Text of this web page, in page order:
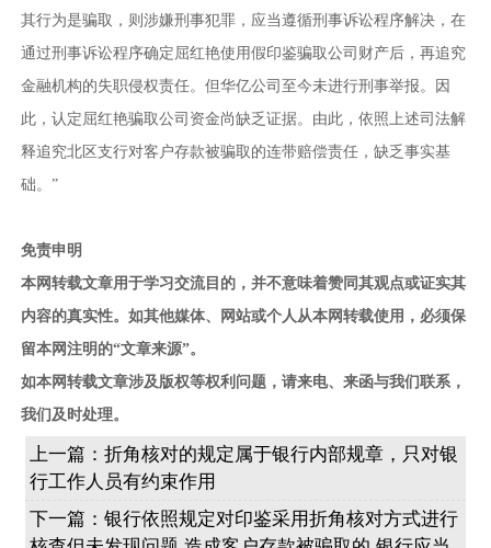
其行为是骗取，则涉嫌刑事犯罪，应当遵循刑事诉讼程序解决，在
通过刑事诉讼程序确定屈红艳使用假印鉴骗取公司财产后，再追究
金融机构的失职侵权责任。但华亿公司至今未进行刑事举报。因
此，认定屈红艳骗取公司资金尚缺乏证据。由此，依照上述司法解
释追究北区支行对客户存款被骗取的连带赔偿责任，缺乏事实基
础。”
免责申明
本网转载文章用于学习交流目的，并不意味着赞同其观点或证实其
内容的真实性。如其他媒体、网站或个人从本网转载使用，必须保
留本网注明的“文章来源”。
如本网转载文章涉及版权等权利问题，请来电、来函与我们联系，
我们及时处理。
上一篇：折角核对的规定属于银行内部规章，只对银
行工作人员有约束作用
下一篇：银行依照规定对印鉴采用折角核对方式进行